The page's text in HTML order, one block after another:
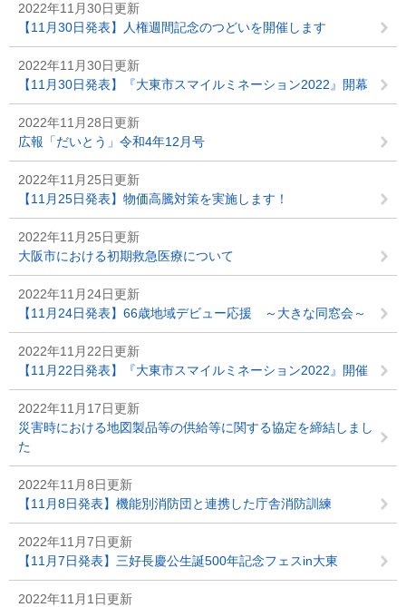
2022年11月30日更新
【11月30日発表】人権週間記念のつどいを開催します
2022年11月30日更新
【11月30日発表】『大東市スマイルミネーション2022』開幕​
2022年11月28日更新
広報「だいとう」令和4年12月号
2022年11月25日更新
【11月25日発表】物価高騰対策を実施します！
2022年11月25日更新
大阪市における初期救急医療について
2022年11月24日更新
【11月24日発表】66歳地域デビュー応援 ～大きな同窓会～
2022年11月22日更新
【11月22日発表】『大東市スマイルミネーション2022』開催
2022年11月17日更新
災害時における地図製品等の供給等に関する協定を締結しまし
た
2022年11月8日更新
【11月8日発表】機能別消防団と連携した庁舎消防訓練
2022年11月7日更新
【11月7日発表】三好長慶公生誕500年記念フェスin大東
2022年11月1日更新